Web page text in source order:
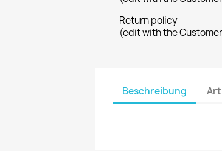
Return policy
(edit with the
Beschreibung